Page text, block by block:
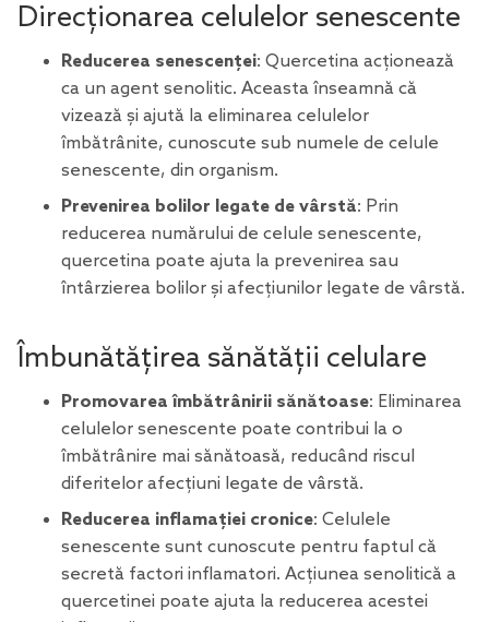
Direcționarea celulelor senescente
Reducerea senescenței: Quercetina acționează
ca un agent senolitic. Aceasta înseamnă că
vizează și ajută la eliminarea celulelor
îmbătrânite, cunoscute sub numele de celule
senescente, din organism.
Prevenirea bolilor legate de vârstă: Prin
reducerea numărului de celule senescente,
quercetina poate ajuta la prevenirea sau
întârzierea bolilor și afecțiunilor legate de vârstă.
Îmbunătățirea sănătății celulare
Promovarea îmbătrânirii sănătoase: Eliminarea
celulelor senescente poate contribui la o
îmbătrânire mai sănătoasă, reducând riscul
diferitelor afecțiuni legate de vârstă.
Reducerea inflamației cronice: Celulele
senescente sunt cunoscute pentru faptul că
secretă factori inflamatori. Acțiunea senolitică a
quercetinei poate ajuta la reducerea acestei